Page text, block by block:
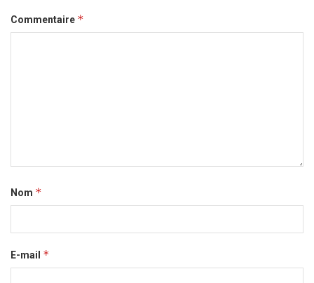
Commentaire *
Nom *
E-mail *